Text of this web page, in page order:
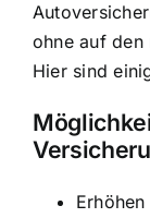
ohne auf den
Hier sind